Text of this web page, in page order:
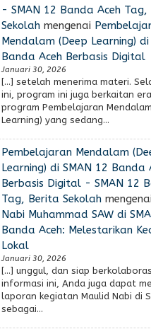
- SMAN 12 Banda Aceh
Sekolahmengenai
Mendalam (Deep Learning) di
Banda Aceh Berbasis Digital
Januari 30, 2026
[…] setelah menerima materi.
ini, program ini juga berkaitan
program Pembelajaran
Learning) yang sedang…
Pembelajaran Mendalam
Learning) di SMAN 12 Banda
Berbasis Digital - SMAN 12
Tag, Berita Sekolahmengenai
Nabi Muhammad SAW di
Banda Aceh: Melestarikan
Lokal
Januari 30, 2026
[…] unggul, dan siap
informasi ini, Anda juga dapat
laporan kegiatan Maulid Nabi di
sebagai…